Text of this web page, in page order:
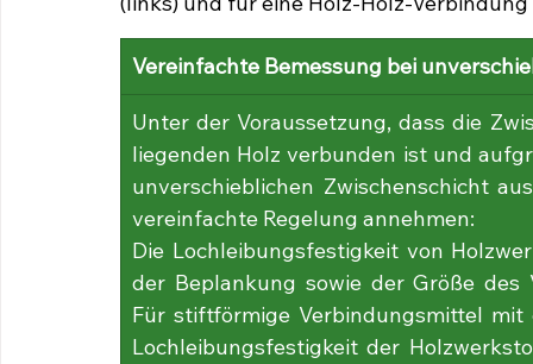
Vereinfachte Bemessung bei
Unter der Voraussetzung, dass die
liegenden Holz verbunden ist und
unverschieblichen Zwischenschicht
vereinfachte Regelung annehmen:
Die Lochleibungsfestigkeit von
der Beplankung sowie der Größe
Für stiftförmige Verbindungsmittel
Lochleibungsfestigkeit der